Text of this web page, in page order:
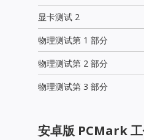
显卡测试 2
物理测试第 1 部分
物理测试第 2 部分
物理测试第 3 部分
安卓版 PCMark